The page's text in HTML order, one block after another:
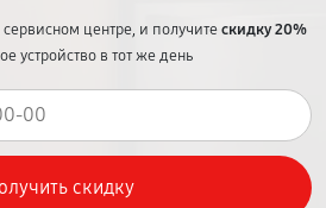
центре, и получитескидку 20%
устройство в тот же день